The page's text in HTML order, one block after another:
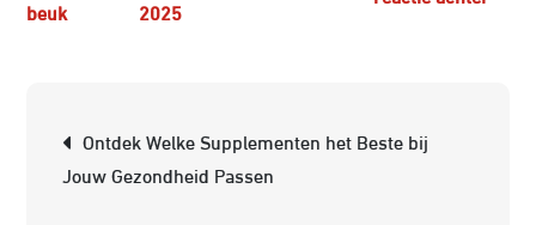
2025
Ontdek Welke Supplementen het Beste bij
Jouw Gezondheid Passen